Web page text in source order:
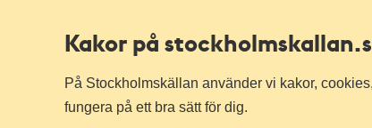
Kakor på stockholmskallan
På Stockholmskällan använder vi kakor,
fungera på ett bra sätt för dig.